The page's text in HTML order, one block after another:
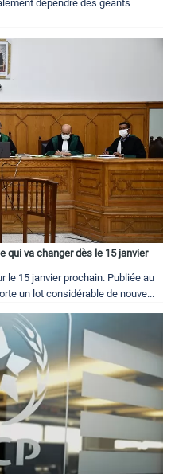
dépendre des géants
qui va changer dès le 15 janvier
le 15 janvier prochain. Publiée au
un lot considérable de nouve...